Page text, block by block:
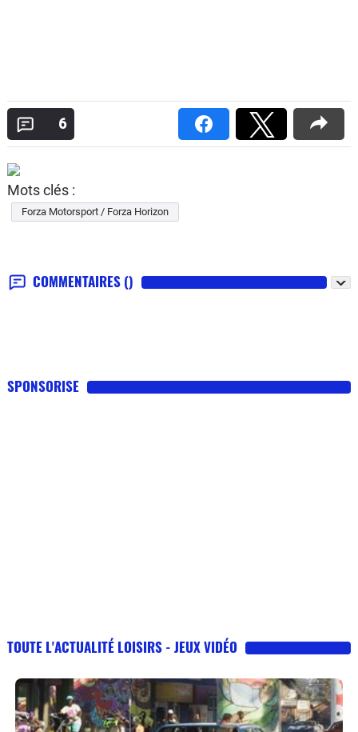
6
Mots clés :
Forza Motorsport / Forza Horizon
COMMENTAIRES ()
SPONSORISE
TOUTE L'ACTUALITÉ LOISIRS - JEUX VIDÉO